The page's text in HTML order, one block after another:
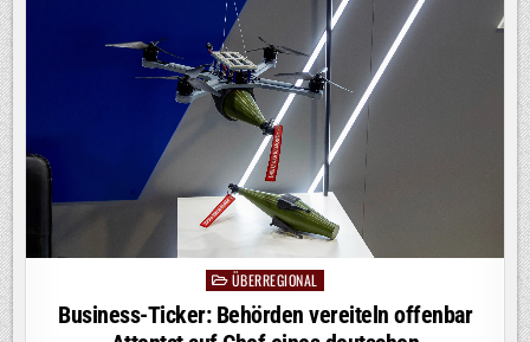
DROHNENVORFALL
LEIPZIG
Posted
in
ÜBERREGIONAL
Business-Ticker: Behörden vereiteln offenbar